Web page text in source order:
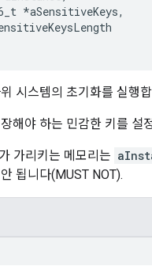
*aSensitiveKeys,
시스템의 초기화를 실행
해야 하는 민감한 키를 설
가 가리키는 메모리는
됩니다(MUST NOT).